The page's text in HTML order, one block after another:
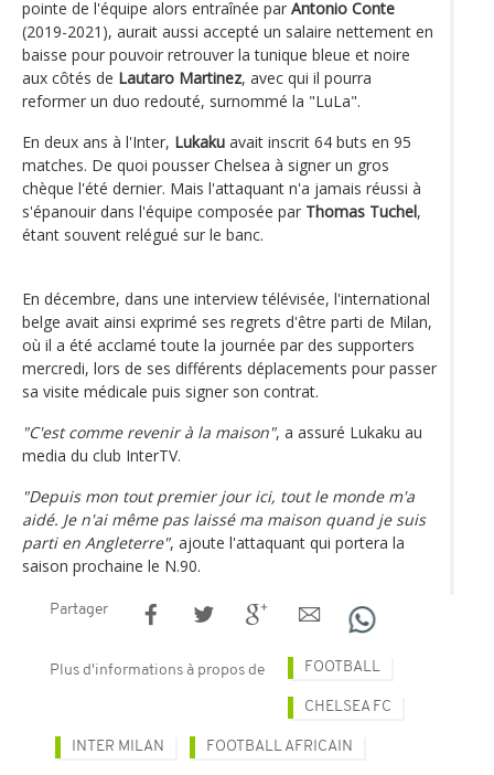
pointe de l'équipe alors entraînée par Antonio Conte
(2019-2021), aurait aussi accepté un salaire nettement en
baisse pour pouvoir retrouver la tunique bleue et noire
aux côtés de Lautaro Martinez, avec qui il pourra
reformer un duo redouté, surnommé la "LuLa".
En deux ans à l'Inter, Lukaku avait inscrit 64 buts en 95
matches. De quoi pousser Chelsea à signer un gros
chèque l'été dernier. Mais l'attaquant n'a jamais réussi à
s'épanouir dans l'équipe composée par Thomas Tuchel,
étant souvent relégué sur le banc.
En décembre, dans une interview télévisée, l'international
belge avait ainsi exprimé ses regrets d'être parti de Milan,
où il a été acclamé toute la journée par des supporters
mercredi, lors de ses différents déplacements pour passer
sa visite médicale puis signer son contrat.
"C'est comme revenir à la maison", a assuré Lukaku au
media du club InterTV.
"Depuis mon tout premier jour ici, tout le monde m'a
aidé. Je n'ai même pas laissé ma maison quand je suis
parti en Angleterre", ajoute l'attaquant qui portera la
saison prochaine le N.90.
Partager
Plus d'informations à propos de FOOTBALL
CHELSEA FC
INTER MILAN FOOTBALL AFRICAIN